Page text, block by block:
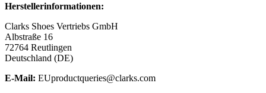
Herstellerinformationen:
Clarks Shoes Vertriebs GmbH
Albstraße 16
72764 Reutlingen
Deutschland (DE)
E-Mail: EUproductqueries@clarks.com